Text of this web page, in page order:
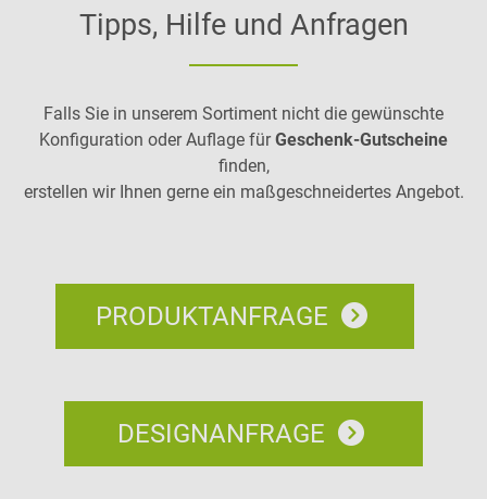
Tipps, Hilfe und Anfragen
Falls Sie in unserem Sortiment nicht die gewünschte
Konfiguration oder Auflage fürGeschenk-Gutscheine
finden,
erstellen wir Ihnen gerne ein maßgeschneidertes Angebot.
PRODUKTANFRAGE
DESIGNANFRAGE